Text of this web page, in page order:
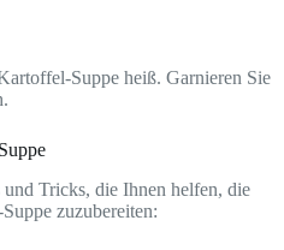
Suppe heiß. Garnieren Sie
Tricks, die Ihnen helfen, die
zuzubereiten: